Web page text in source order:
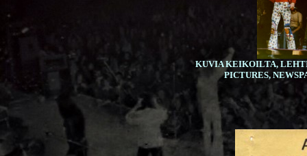
KUVIA KEIKOILTA,
PICTURES,